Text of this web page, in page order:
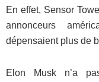
En effet, Sensor
annonceurs
dépensaient plus de
Elon Musk n’a